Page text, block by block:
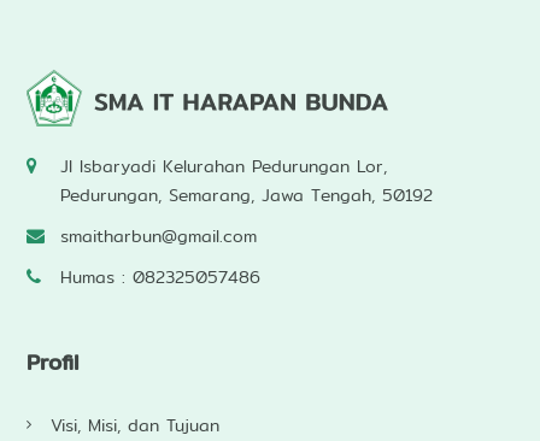
Jl Isbaryadi Kelurahan Pedurungan Lor,
Pedurungan, Semarang, Jawa Tengah, 50192
smaitharbun@gmail.com
Humas : 082325057486
Profil
Visi, Misi, dan Tujuan